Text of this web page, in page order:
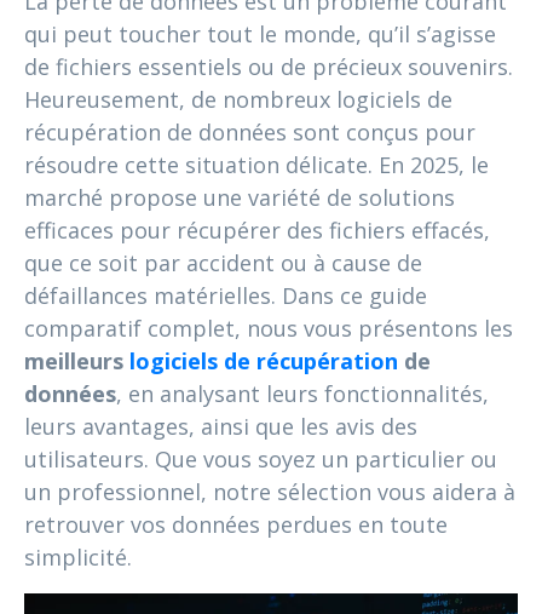
qui peut toucher tout le monde, qu’il s’agisse
de fichiers essentiels ou de précieux souvenirs.
Heureusement, de nombreux logiciels de
récupération de données sont conçus pour
résoudre cette situation délicate. En 2025, le
marché propose une variété de solutions
efficaces pour récupérer des fichiers effacés,
que ce soit par accident ou à cause de
défaillances matérielles. Dans ce guide
comparatif complet, nous vous présentons les
meilleurs logiciels de récupération de
données, en analysant leurs fonctionnalités,
leurs avantages, ainsi que les avis des
utilisateurs. Que vous soyez un particulier ou
un professionnel, notre sélection vous aidera à
retrouver vos données perdues en toute
simplicité.